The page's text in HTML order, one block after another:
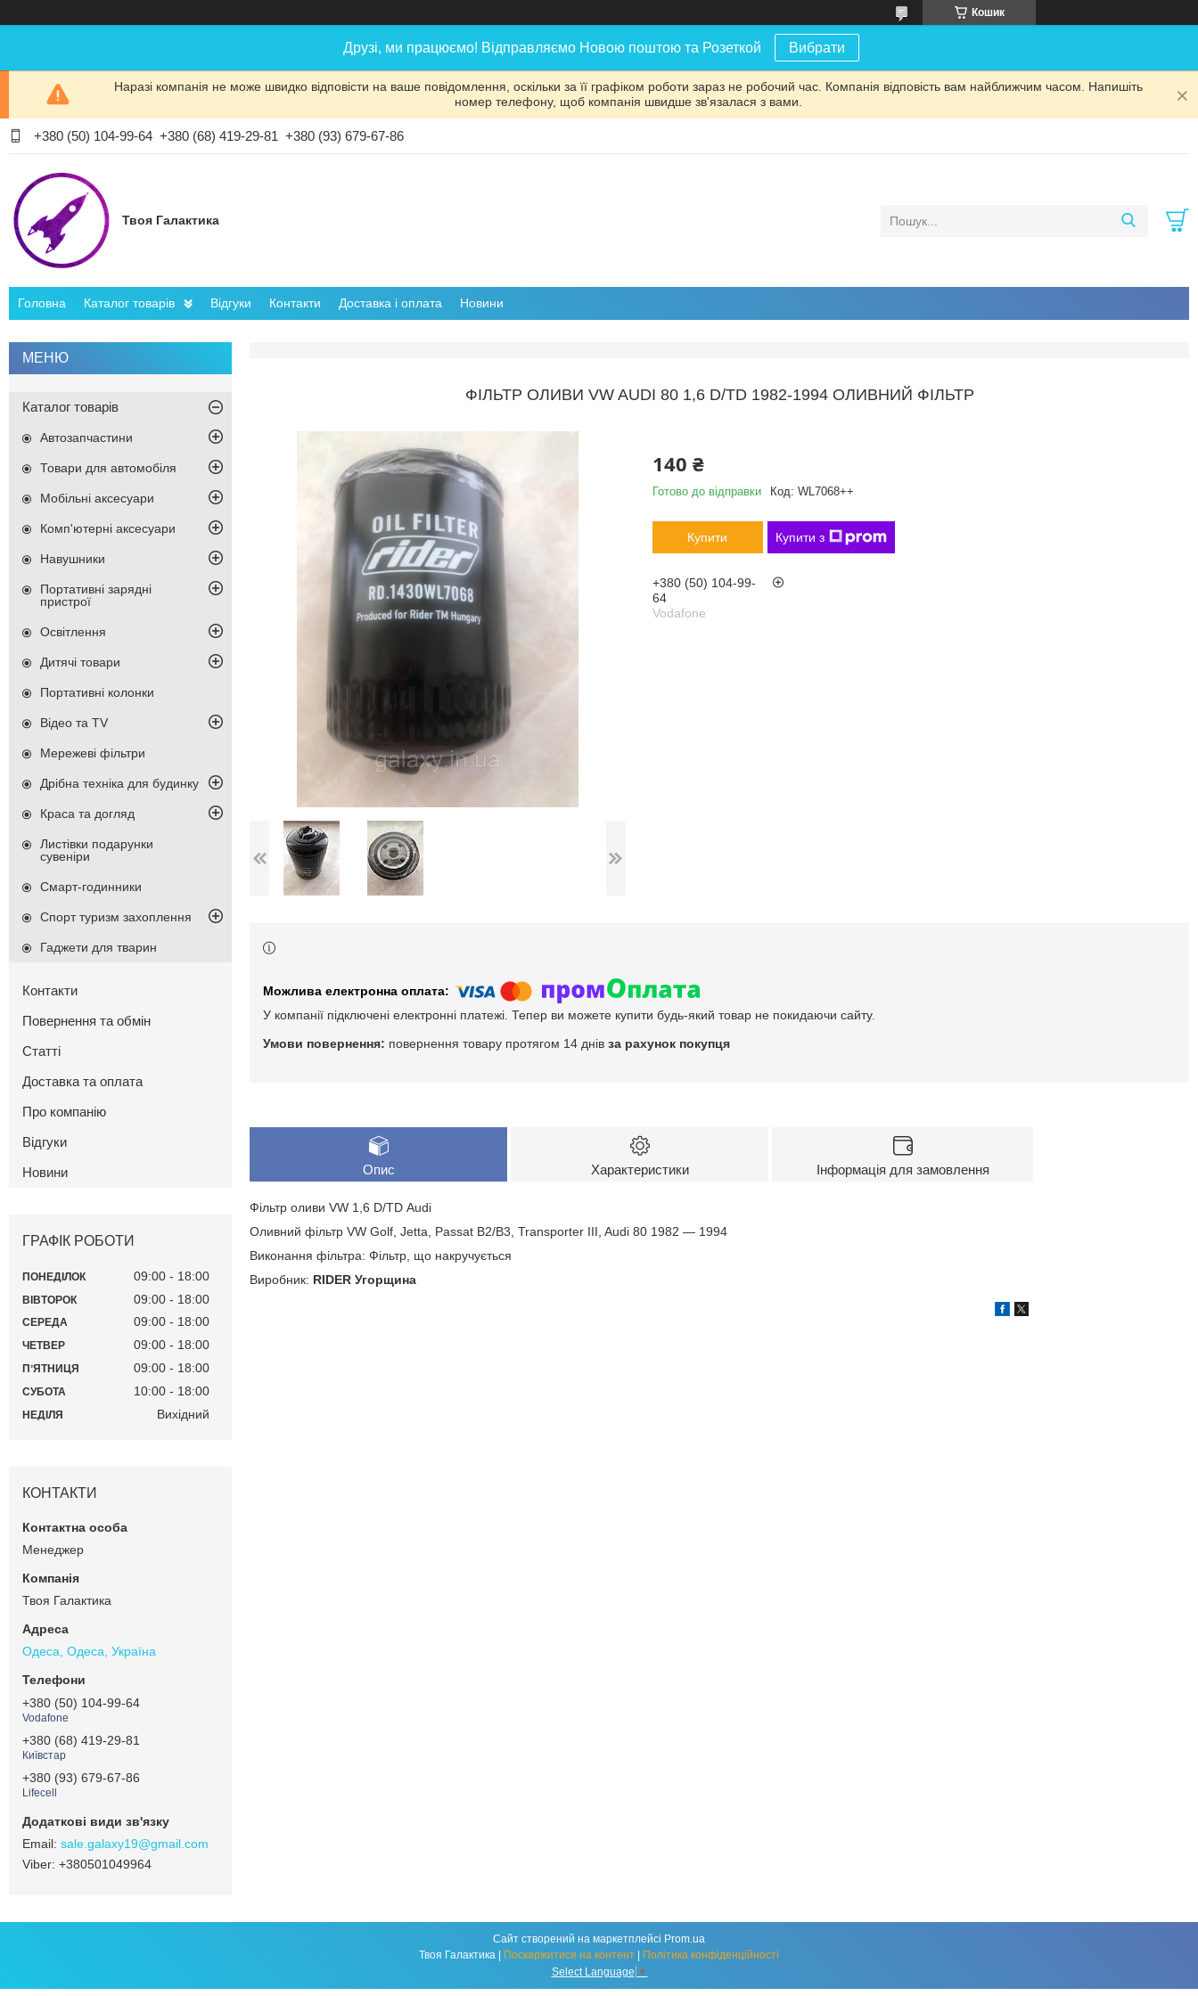
Кошик
Друзі, ми працюємо! Відправляємо Новою поштою та Розеткой Вибрати
Наразі компанія не може швидко відповісти на ваше повідомлення, оскільки за її графіком роботи зараз не робочий час. Компанія відповість вам найближчим часом. Напишіть
номер телефону, щоб компанія швидше зв'язалася з вами.
+380 (50) 104-99-64 +380 (68) 419-29-81 +380 (93) 679-67-86
Твоя Галактика
Головна Каталог товарів Відгуки Контакти Доставка і оплата Новини
ФІЛЬТР ОЛИВИ VW AUDI 80 1,6 D/TD 1982-1994 ОЛИВНИЙ ФІЛЬТР
140 ₴
Готово до відправки Код: WL7068++
Купити Купити з
+380 (50) 104-99-
64
Vodafone
У компанії підключені електронні платежі. Тепер ви можете купити будь-який товар не покидаючи сайту.
повернення товару протягом 14 днів за рахунок покупця
Опис Характеристики Інформація для замовлення
Фільтр оливи VW 1,6 D/TD Audi
Оливний фільтр VW Golf, Jetta, Passat B2/B3, Transporter III, Audi 80 1982 — 1994
Виконання фільтра: Фільтр, що накручується
Виробник: RIDER Угорщина
Каталог товарів
Автозапчастини
Товари для автомобіля
Мобільні аксесуари
Комп'ютерні аксесуари
Навушники
Портативні зарядні
пристрої
Освітлення
Дитячі товари
Портативні колонки
Відео та TV
Мережеві фільтри
Дрібна техніка для будинку
Краса та догляд
Листівки подарунки
сувеніри
Смарт-годинники
Спорт туризм захоплення
Гаджети для тварин
Контакти
Повернення та обмін
Статті
Доставка та оплата
Про компанію
Відгуки
Новини
ГРАФІК РОБОТИ
ПОНЕДІЛОК 09:00 18:00
ВІВТОРОК 09:00 18:00
СЕРЕДА 09:00 18:00
ЧЕТВЕР 09:00 18:00
ПʼЯТНИЦЯ 09:00 18:00
СУБОТА 10:00 18:00
НЕДІЛЯ Вихідний
КОНТАКТИ
Менеджер
Твоя Галактика
Одеса, Одеса, Україна
+380 (50) 104-99-64
Vodafone
+380 (68) 419-29-81
Київстар
+380 (93) 679-67-86
Lifecell
sale.galaxy19@gmail.com
+380501049964
Сайт створений на маркетплейсі Prom.ua
Поскаржитися на контент
Політика конфіденційності
Select Language ▼